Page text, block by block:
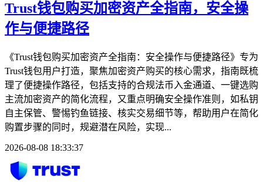
Trust钱包购买加密资产全指南，安全操
作与便捷路径
《Trust钱包购买加密资产全指南：安全操作与便捷路径》专为
Trust钱包用户打造，聚焦加密资产购买的核心需求，指南既梳
理了便捷操作路径，包括支持的合规法币入金通道、一键选购
主流加密资产的简化流程，又重点明确安全操作准则，如私钥
自主保管、警惕钓鱼链接、核实交易细节等，帮助用户在简化
购置步骤的同时，规避潜在风险，实现...
2026-08-08 18:33:37